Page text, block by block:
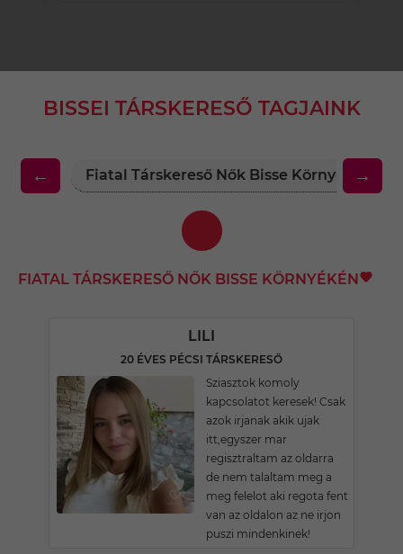
BISSEI TÁRSKERESŐ TAGJAINK
← Fiatal Társkereső Nők Bisse Környékén
→
FIATAL TÁRSKERESŐ NŐK BISSE KÖRNYÉKÉN
LILI
20 ÉVES PÉCSI TÁRSKERESŐ
Sziasztok komoly
kapcsolatot keresek! Csak
azok irjanak akik ujak
itt,egyszer mar
regisztraltam az oldarra
de nem talaltam meg a
meg felelot aki regota fent
van az oldalon az ne irjon
puszi mindenkinek!